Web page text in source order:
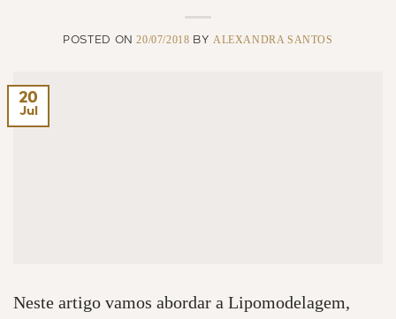
POSTED ON20/07/2018 BY ALEXANDRA SANTOS
20
Jul
Neste artigo vamos abordar a Lipomodelagem,